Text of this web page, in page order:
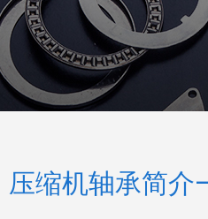
压缩机轴承简